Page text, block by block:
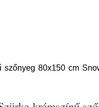
szőnyeg 80x150 cm